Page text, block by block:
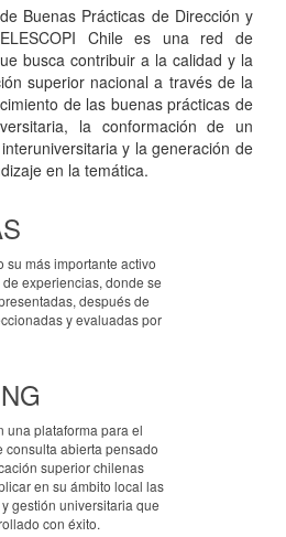
Buenas Prácticas de Dirección y
Chile es una red de
busca contribuir a la calidad y la
superior nacional a través de la
de las buenas prácticas de
la conformación de un
y la generación de
en la temática.
su más importante activo
experiencias, donde se
después de
y evaluadas por
una plataforma para el
abierta pensado
superior chilenas
en su ámbito local las
gestión universitaria que
con éxito.